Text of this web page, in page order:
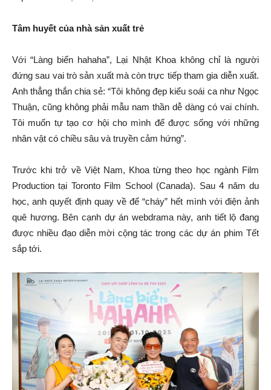
Tâm huyết của nhà sản xuất trẻ
Với “Làng biển hahaha”, Lại Nhật Khoa không chỉ là người
đứng sau vai trò sản xuất mà còn trực tiếp tham gia diễn xuất.
Anh thẳng thắn chia sẻ: “Tôi không đẹp kiểu soái ca như Ngọc
Thuận, cũng không phải mẫu nam thần dễ dàng có vai chính.
Tôi muốn tự tạo cơ hội cho mình để được sống với những
nhân vật có chiều sâu và truyền cảm hứng”.
Trước khi trở về Việt Nam, Khoa từng theo học ngành Film
Production tại Toronto Film School (Canada). Sau 4 năm du
học, anh quyết định quay về để “cháy” hết mình với điện ảnh
quê hương. Bên cạnh dự án webdrama này, anh tiết lộ đang
được nhiều đạo diễn mời cộng tác trong các dự án phim Tết
sắp tới.